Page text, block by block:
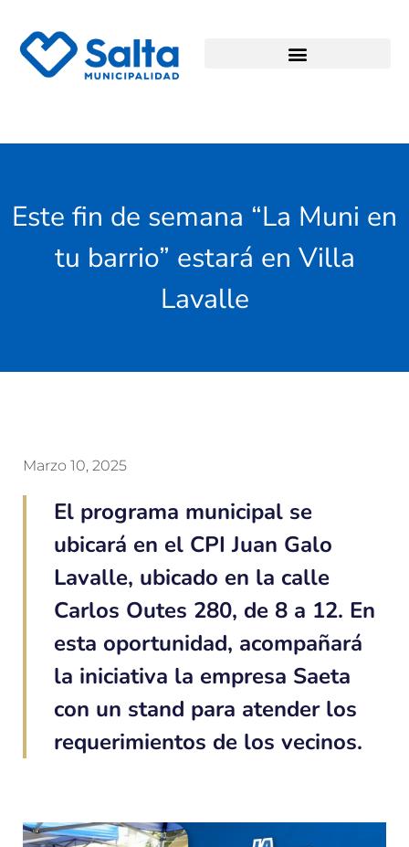
Este fin de semana “La Muni en
tu barrio” estará en Villa
Lavalle
Marzo 10, 2025
El programa municipal se
ubicará en el CPI Juan Galo
Lavalle, ubicado en la calle
Carlos Outes 280, de 8 a 12. En
esta oportunidad, acompañará
la iniciativa la empresa Saeta
con un stand para atender los
requerimientos de los vecinos.